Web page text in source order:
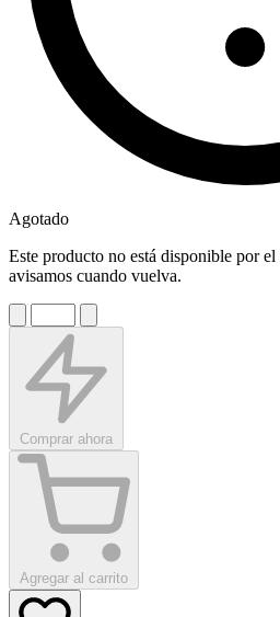
Agotado
Este producto no está disponible por el
avisamos cuando vuelva.
Comprar ahora
Agregar al carrito